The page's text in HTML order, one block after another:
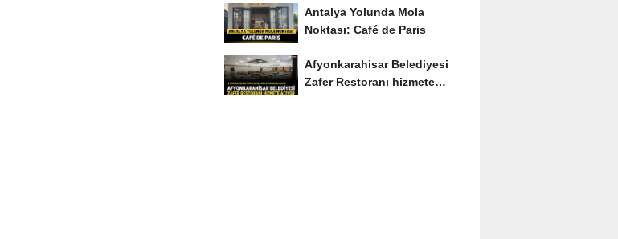
Antalya Yolunda Mola
Noktası: Café de Paris
Afyonkarahisar Belediyesi
Zafer Restoranı hizmete